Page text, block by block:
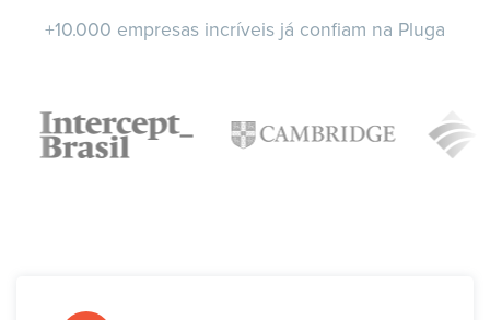
+10.000 empresas incríveis já confiam na Pluga